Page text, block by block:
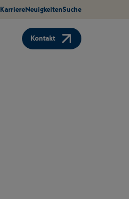
KarriereNeuigkeitenSuche
Kontakt